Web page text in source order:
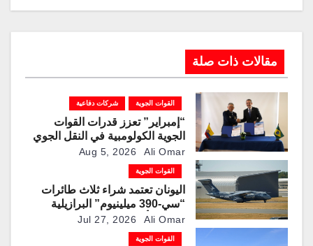
مقالات ذات صلة
القوات الجوية شركات دفاعية
“إمبراير” تعزز قدرات القوات
الجوية الكولومبية في النقل الجوي
والتزوّد بالوقود جوًا من خلال
ميلينيوم”
Aug 5, 2026 Ali Omar
القوات الجوية
اليونان تعتمد شراء ثلاث طائرات
“سي-390 ميلينيوم” البرازيلية
لتحديث أسطول النقل العسكري
Jul 27, 2026 Ali Omar
القوات الجوية